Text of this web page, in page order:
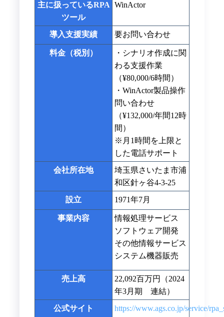
主に扱っているRPA
ツール
WinActor
導入支援実績 要お問い合わせ
料金（税別）
・シナリオ作成に関
わる支援作業
（¥80,000/6時間）
・WinActor製品操作
問い合わせ
（¥132,000/年間12時
間）
※月1時間を上限と
した電話サポート
会社所在地
埼玉県さいたま市浦
和区針ヶ谷4-3-25
設立
1971年7月
事業内容
情報処理サービス
ソフトウェア開発
その他情報サービス
システム機器販売
売上高
22,092百万円（2024
年3月期 連結）
公式サイト
https://www.ags.co.jp/service/